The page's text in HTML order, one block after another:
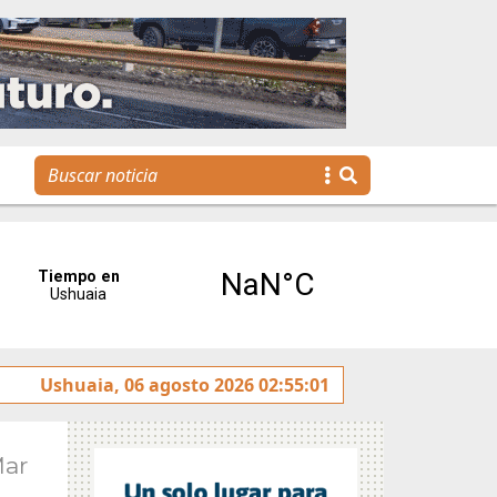
llegan a la gestión pública a través de una
Ushuaia, 06 agosto 2026 02:55:01